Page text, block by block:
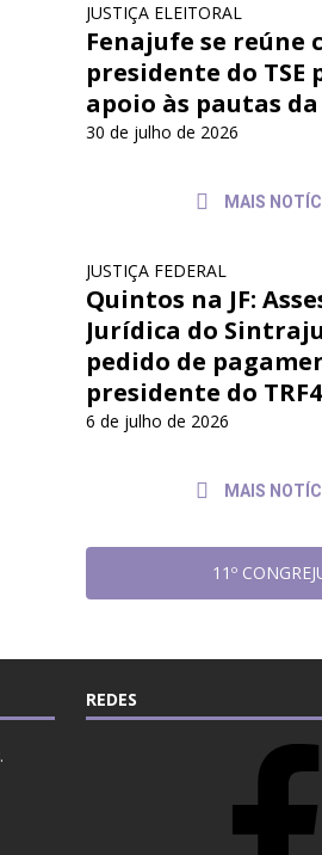
JUSTIÇA ELEITORAL
Fenajufe se reúne
presidente do TSE
apoio às pautas
30 de julho de 2026
MAIS
JUSTIÇA FEDERAL
Quintos na JF:
Jurídica do
pedido de
presidente do TRF4
6 de julho de 2026
MAIS
11º
REDES